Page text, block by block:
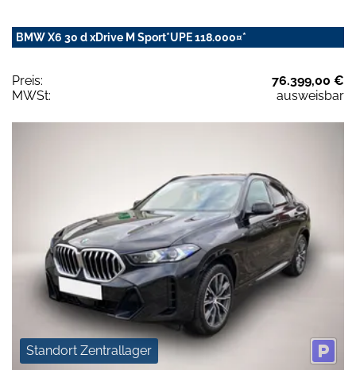
BMW X6 30 d xDrive M Sport*UPE 118.000¤*
Preis:
76.399,00 €
MWSt:
ausweisbar
Standort Zentrallager